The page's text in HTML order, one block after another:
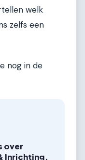
welk
zelfs een
nog in de
over
Inrichting,